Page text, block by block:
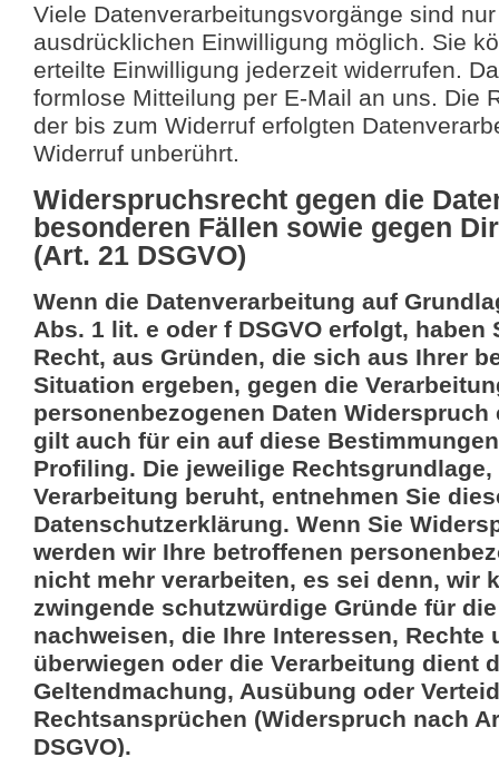
Viele Datenverarbeitungsvorgänge sind
ausdrücklichen Einwilligung möglich. Sie
erteilte Einwilligung jederzeit widerrufen.
formlose Mitteilung per E-Mail an uns. Die
der bis zum Widerruf erfolgten
Widerruf unberührt.
Widerspruchsrecht gegen die
besonderen Fällen sowie gegen
(Art. 21 DSGVO)
Wenn die Datenverarbeitung auf
Abs. 1 lit. e oder f DSGVO erfolgt, haben
Recht, aus Gründen, die sich aus Ihrer
Situation ergeben, gegen die
personenbezogenen Daten
gilt auch für ein auf diese
Profiling. Die jeweilige
Verarbeitung beruht, entnehmen Sie
Datenschutzerklärung. Wenn Sie
werden wir Ihre betroffenen
nicht mehr verarbeiten, es sei denn, wir
zwingende schutzwürdige Gründe für
nachweisen, die Ihre Interessen, Rechte
überwiegen oder die Verarbeitung dient
Geltendmachung, Ausübung oder
Rechtsansprüchen (Widerspruch nach
DSGVO).